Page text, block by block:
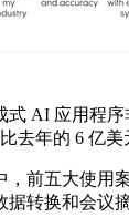
AI 应用程序
去年的 6 亿美
前五大使用案
据转换和会议